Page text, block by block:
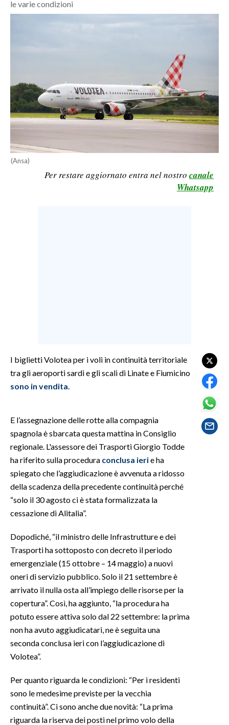
ITALIA
SERVIZI ALLE IMPRESE
LAVORO
BANDI
SPORT IN SARDEGNA
GOSSIP
SARDEGNA TURISMO
SARDI NEL MONDO
NOTIZIE
EVENTI
#CARAUNIONE
INSULARITÀ
INFO AZIENDE
ABBONATI
ANNUNCI
NECROLOGI
PUBBLICITÀ
SPIAGGE
le varie condizioni
(Ansa)
Per restare aggiornato entra nel nostro canale
Whatsapp
I biglietti Volotea per i voli in continuità territoriale
tra gli aeroporti sardi e gli scali di Linate e Fiumicino
sono in vendita
E l’assegnazione delle rotte alla compagnia
spagnola è sbarcata questa mattina in Consiglio
regionale. L'assessore dei Trasporti Giorgio Todde
ha riferito sulla procedura conclusa ierie ha
spiegato che l’aggiudicazione è avvenuta a ridosso
della scadenza della precedente continuità perché
“solo il 30 agosto ci è stata formalizzata la
cessazione di Alitalia”.
Dopodiché, “il ministro delle Infrastrutture e dei
Trasporti ha sottoposto con decreto il periodo
emergenziale (15 ottobre – 14 maggio) a nuovi
oneri di servizio pubblico. Solo il 21 settembre è
arrivato il nulla osta all’impiego delle risorse per la
copertura”. Così, ha aggiunto, “la procedura ha
potuto essere attiva solo dal 22 settembre: la prima
non ha avuto aggiudicatari, ne è seguita una
seconda conclusa ieri con l’aggiudicazione di
Volotea”.
Per quanto riguarda le condizioni: “Per i residenti
sono le medesime previste per la vecchia
continuità”. Ci sono anche due novità: “La prima
riguarda la riserva dei posti nel primo volo della